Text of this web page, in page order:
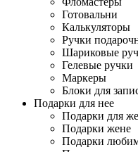
Готовальни
Калькуляторы
Ручки
Шариковые
Гелевые ручки
Маркеры
Блоки для
Подарки для нее
Подарки для
Подарки жене
Подарки